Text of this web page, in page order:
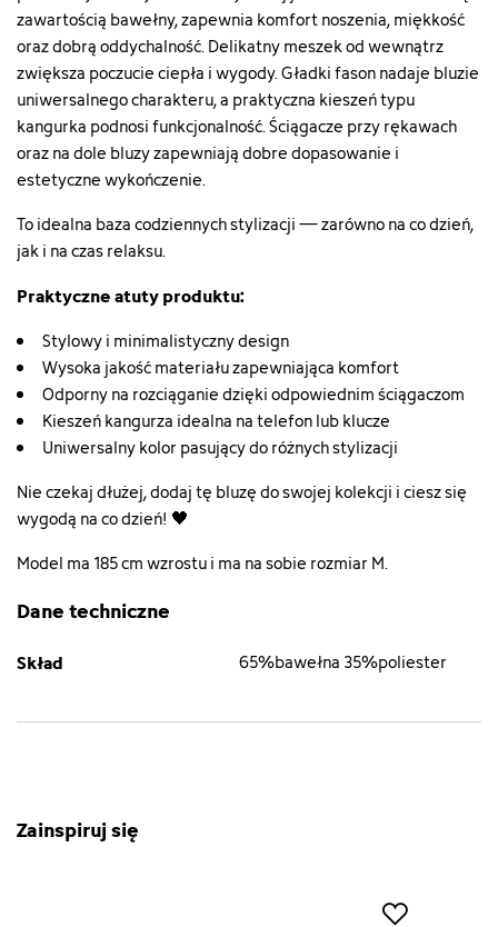
zawartością bawełny, zapewnia komfort noszenia, miękkość
oraz dobrą oddychalność. Delikatny meszek od wewnątrz
zwiększa poczucie ciepła i wygody. Gładki fason nadaje bluzie
uniwersalnego charakteru, a praktyczna kieszeń typu
kangurka podnosi funkcjonalność. Ściągacze przy rękawach
oraz na dole bluzy zapewniają dobre dopasowanie i
estetyczne wykończenie.
To idealna baza codziennych stylizacji — zarówno na co dzień,
jak i na czas relaksu.
Praktyczne atuty produktu:
Stylowy i minimalistyczny design
Wysoka jakość materiału zapewniająca komfort
Odporny na rozciąganie dzięki odpowiednim ściągaczom
Kieszeń kangurza idealna na telefon lub klucze
Uniwersalny kolor pasujący do różnych stylizacji
Nie czekaj dłużej, dodaj tę bluzę do swojej kolekcji i ciesz się
wygodą na co dzień! 🖤
Model ma 185 cm wzrostu i ma na sobie rozmiar M.
Dane techniczne
Skład 65%bawełna 35%poliester
Zainspiruj się